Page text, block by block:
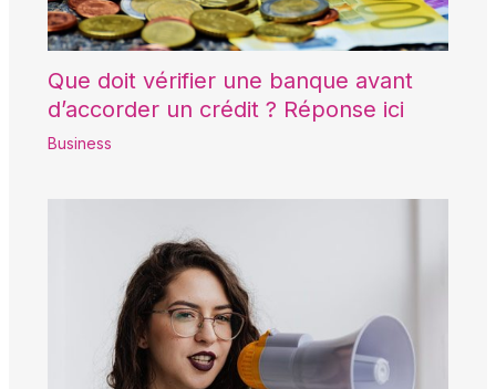
Que doit vérifier une banque avant
d’accorder un crédit ? Réponse ici
Business